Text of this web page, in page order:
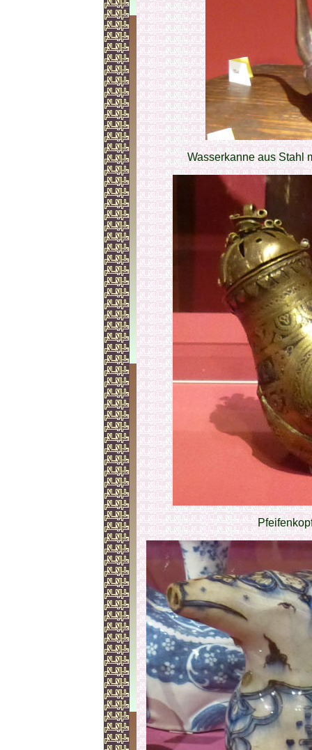
Wasserkanne aus Stahl